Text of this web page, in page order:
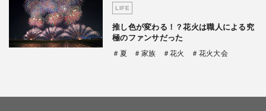
LIFE
推し色が変わる！？花火は職人による究
極のファンサだった
＃夏 ＃家族 ＃花火 ＃花火大会